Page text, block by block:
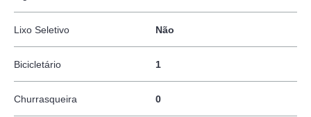
Lixo Seletivo Não
Bicicletário 1
Churrasqueira 0